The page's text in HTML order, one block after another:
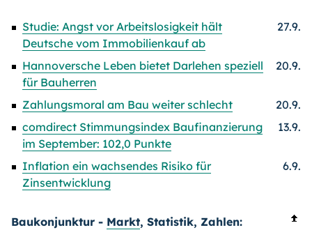
Studie: Angst vor Arbeitslosigkeit hält
Deutsche vom Immobilienkauf ab
27.9.
Hannoversche Leben bietet Darlehen speziell
für Bauherren
20.9.
Zahlungsmoral am Bau weiter schlecht
20.9.
comdirect Stimmungsindex Baufinanzierung
im September: 102,0 Punkte
13.9.
Inflation ein wachsendes Risiko für
Zinsentwicklung
6.9.
Baukonjunktur - Markt, Statistik, Zahlen: